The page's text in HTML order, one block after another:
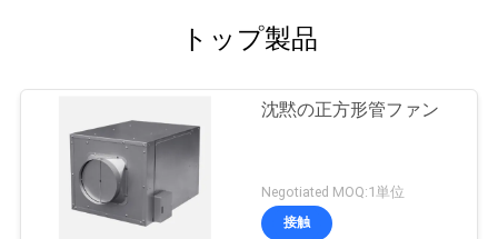
トップ製品
沈黙の正方形管ファン
Negotiated MOQ:1単位
接触